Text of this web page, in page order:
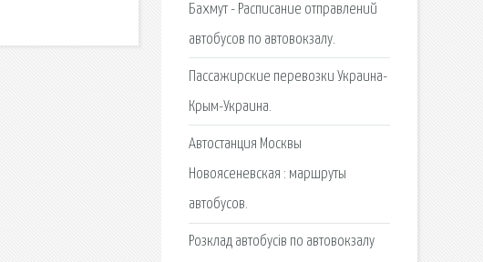
Бахмут - Расписание отправлений
автобусов по автовокзалу.
Пассажирские перевозки Украина-
Крым-Украина.
Автостанция Москвы
Новоясеневская : маршруты
автобусов.
Розклад автобусів по автовокзалу